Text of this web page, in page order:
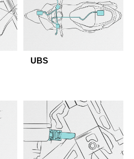
UBS